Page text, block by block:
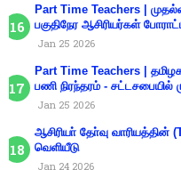
Part Time Teachers |
பகுதிநேர ஆசிரியர்கள்
Jan 25 2026
Part Time Teachers |
பணி நிரந்தரம் - சட்டசபையில்
Jan 25 2026
ஆசிரியா் தோ்வு
வெளியீடு
Jan 24 2026